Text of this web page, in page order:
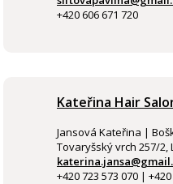
+420 606 671 720
Kateřina Hair
Jansová Kateřina |
Tovaryšský vrch 257/2,
+420 723 573 070 |